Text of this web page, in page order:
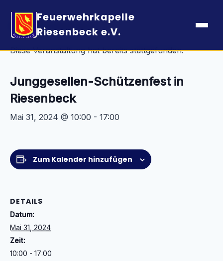
Feuerwehrkapelle
Riesenbeck e.V.
« Alle Veranstaltungen
Diese Veranstaltung hat bereits stattgefunden.
Junggesellen-Schützenfest in
Riesenbeck
Mai 31, 2024 @ 10:00 - 17:00
Zum Kalender hinzufügen
DETAILS
Datum:
Mai 31, 2024
Zeit:
10:00 - 17:00